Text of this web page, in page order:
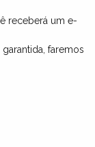
receberá um e-
faremos